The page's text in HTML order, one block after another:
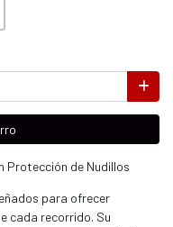
Protección de Nudillos
para ofrecer
cada recorrido. Su